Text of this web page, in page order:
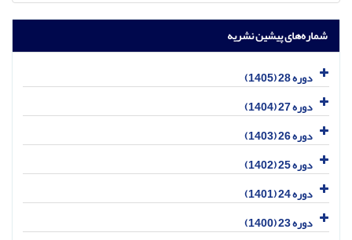
شماره‌های پیشین نشریه
دوره 28 (1405)
دوره 27 (1404)
دوره 26 (1403)
دوره 25 (1402)
دوره 24 (1401)
دوره 23 (1400)